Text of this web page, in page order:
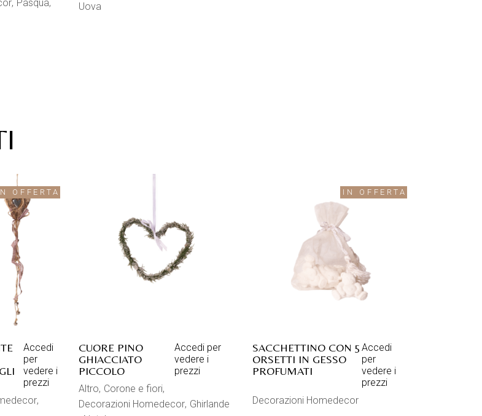
Pasqua
Uova
OFFERTA
Accedi
per
vedere i
prezzi
CUORE PINO
GHIACCIATO
PICCOLO
Accedi per
vedere i
prezzi
Altro Corone e fiori
Decorazioni Homedecor Ghirlande
IN OFFERTA
SACCHETTINO CON 5
ORSETTI IN GESSO
PROFUMATI
Accedi
per
vedere i
prezzi
Decorazioni Homedecor